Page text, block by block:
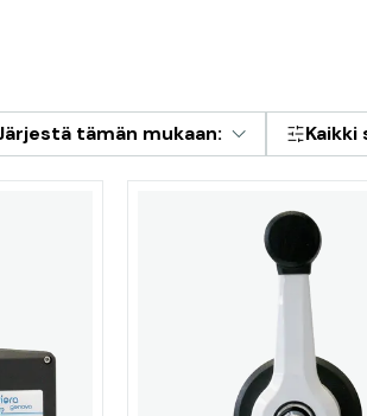
tämän mukaan: